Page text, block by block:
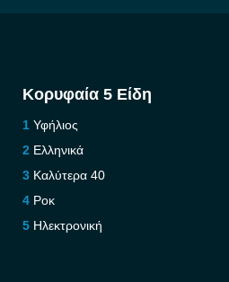
Κορυφαία 5 Είδη
Υφήλιος
Ελληνικά
Καλύτερα 40
Ροκ
Ηλεκτρονική